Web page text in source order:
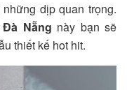
dịp quan trọng.
Nẵng này bạn sẽ
thiết kế hot hit.